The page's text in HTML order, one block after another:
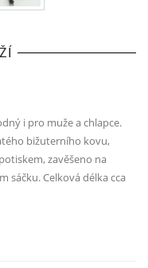
i pro muže a chlapce.
bižuterního kovu,
zavěšeno na
sáčku. Celková délka cca